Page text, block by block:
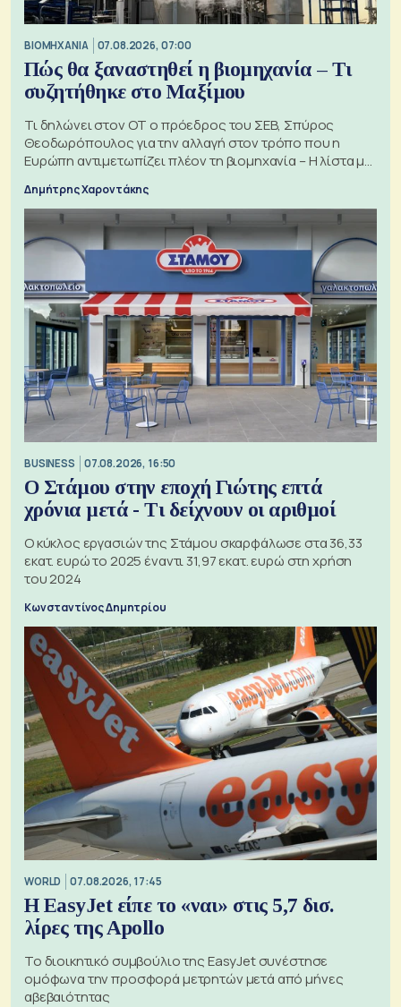
ΒΙΟΜΗΧΑΝΙΑ 07.08.2026, 07:00
Πώς θα ξαναστηθεί η βιομηχανία – Τι
συζητήθηκε στο Μαξίμου
Τι δηλώνει στον ΟΤ ο πρόεδρος του ΣΕΒ, Σπύρος
Θεοδωρόπουλος για την αλλαγή στον τρόπο που η
Ευρώπη αντιμετωπίζει πλέον τη βιομηχανία – Η λίστα με
Δημήτρης Χαροντάκης
BUSINESS 07.08.2026, 16:50
Ο Στάμου στην εποχή Γιώτης επτά
χρόνια μετά - Τι δείχνουν οι αριθμοί
Ο κύκλος εργασιών της Στάμου σκαρφάλωσε στα 36,33
εκατ. ευρώ το 2025 έναντι 31,97 εκατ. ευρώ στη χρήση
του 2024
Κωνσταντίνος Δημητρίου
WORLD 07.08.2026, 17:45
Η EasyJet είπε το «ναι» στις 5,7 δισ.
λίρες της Apollo
Το διοικητικό συμβούλιο της EasyJet συνέστησε
ομόφωνα την προσφορά μετρητών μετά από μήνες
αβεβαιότητας